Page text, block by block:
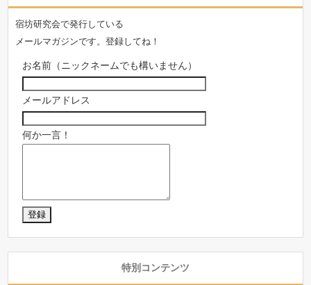
宿坊研究会で発行している
メールマガジンです。登録してね！
お名前（ニックネームでも構いません）
メールアドレス
何か一言！
特別コンテンツ